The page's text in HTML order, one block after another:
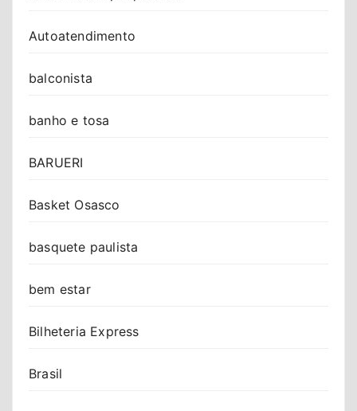
Autoatendimento
balconista
banho e tosa
BARUERI
Basket Osasco
basquete paulista
bem estar
Bilheteria Express
Brasil